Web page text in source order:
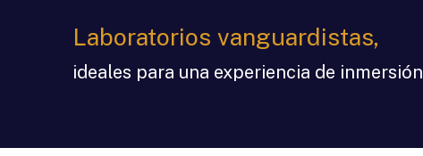
Laboratorios vanguardistas,
ideales para una experiencia de inmersión